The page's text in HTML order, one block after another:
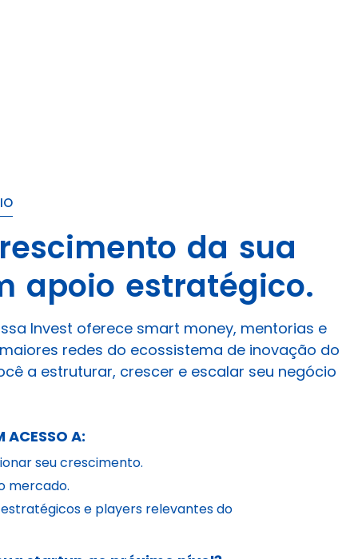
da sua
apoio estratégico.
Invest oferece smart money, mentorias e
redes do ecossistema de inovação do
a estruturar, crescer e escalar seu negócio
ACESSO A:
seu crescimento.
mercado.
e players relevantes do